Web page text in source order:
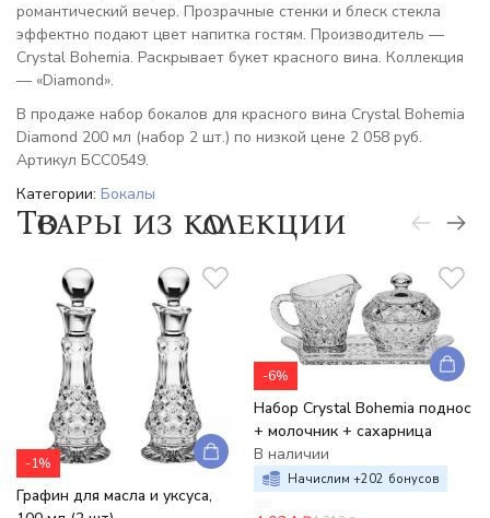
романтический вечер. Прозрачные стенки и блеск стекла
эффектно подают цвет напитка гостям. Производитель —
Crystal Bohemia. Раскрывает букет красного вина. Коллекция
— «Diamond».
В продаже набор бокалов для красного вина Crystal Bohemia
Diamond 200 мл (набор 2 шт.) по низкой цене 2 058 руб.
Артикул БСС0549.
Категории: Бокалы
Товары из коллекции
-1%
Графин для масла и уксуса,
-6%
Набор Crystal Bohemia поднос
+ молочник + сахарница
В наличии
Начислим +202 бонусов